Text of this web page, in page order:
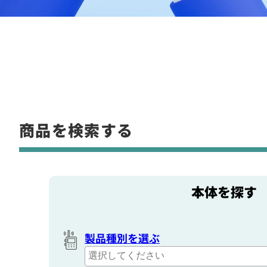
商品を検索する
本体を探す
製品種別を選ぶ